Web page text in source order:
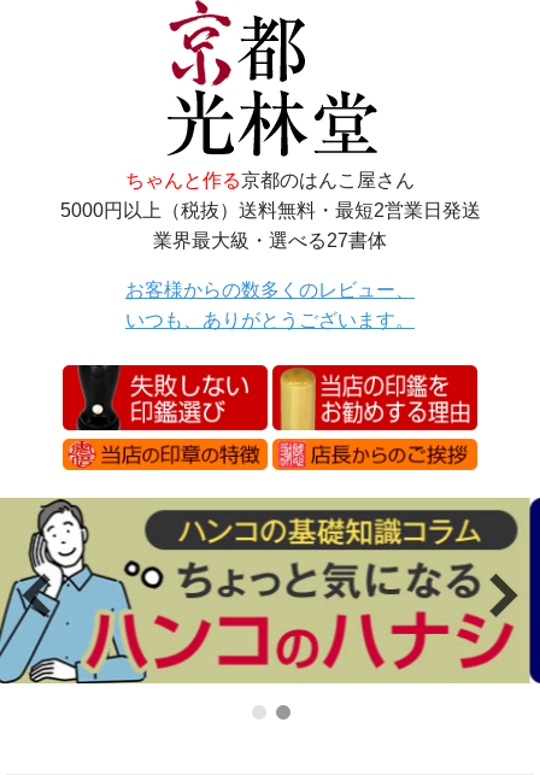
ちゃんと作る京都のはんこ屋さん
5000円以上（税抜）送料無料・最短2営業日発送
業界最大級・選べる27書体
お客様からの数多くのレビュー、
いつも、ありがとうございます。